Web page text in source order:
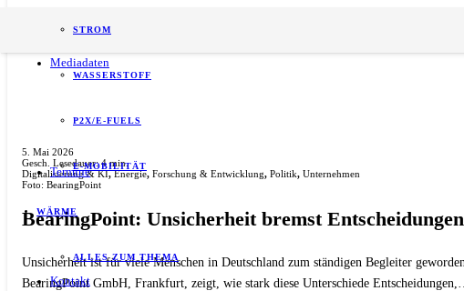
Mediadaten
Termine
Kontakt
STROM
WASSERSTOFF
P2X/E-FUELS
E-MOBILITÄT
WÄRME
ALLES ZUM THEMA
5. Mai 2026
Gesch. Lesedauer: 4 min.
Digitalisierung & KI,Energie, Forschung & Entwicklung, Politik, Unternehmen
Foto: BearingPoint
BearingPoint: Unsicherheit bremst
Unsicherheit ist für viele Menschen in Deutschland zum ständigen Begleiter
BearingPoint GmbH, Frankfurt, zeigt, wie stark diese Unterschiede Entscheidungen,…